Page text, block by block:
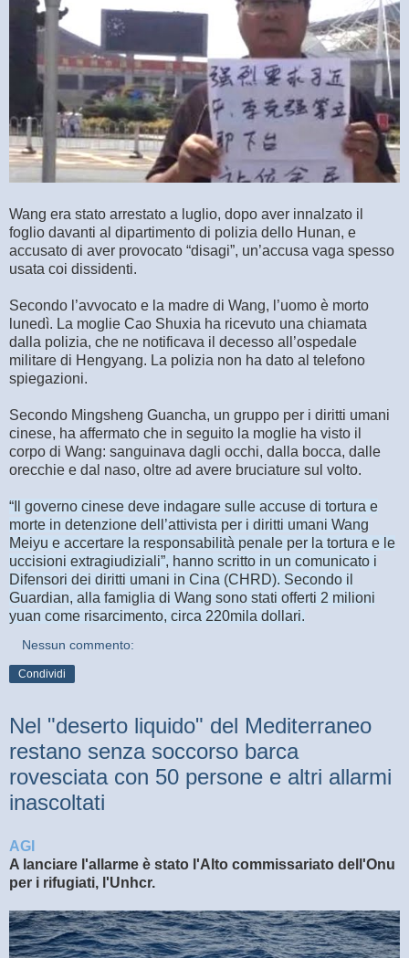
Wang era stato arrestato a luglio, dopo aver innalzato il
foglio davanti al dipartimento di polizia dello Hunan, e
accusato di aver provocato “disagi”, un’accusa vaga spesso
usata coi dissidenti.
Secondo l’avvocato e la madre di Wang, l’uomo è morto
lunedì. La moglie Cao Shuxia ha ricevuto una chiamata
dalla polizia, che ne notificava il decesso all’ospedale
militare di Hengyang. La polizia non ha dato al telefono
spiegazioni.
Secondo Mingsheng Guancha, un gruppo per i diritti umani
cinese, ha affermato che in seguito la moglie ha visto il
corpo di Wang: sanguinava dagli occhi, dalla bocca, dalle
orecchie e dal naso, oltre ad avere bruciature sul volto.
“Il governo cinese deve indagare sulle accuse di tortura e
morte in detenzione dell’attivista per i diritti umani Wang
Meiyu e accertare la responsabilità penale per la tortura e le
uccisioni extragiudiziali”, hanno scritto in un comunicato i
Difensori dei diritti umani in Cina (CHRD). Secondo il
Guardian, alla famiglia di Wang sono stati offerti 2 milioni
yuan come risarcimento, circa 220mila dollari.
Nessun commento:
Condividi
Nel "deserto liquido" del Mediterraneo
restano senza soccorso barca
rovesciata con 50 persone e altri allarmi
inascoltati
AGI
A lanciare l'allarme è stato l'Alto commissariato dell'Onu
per i rifugiati, l'Unhcr.